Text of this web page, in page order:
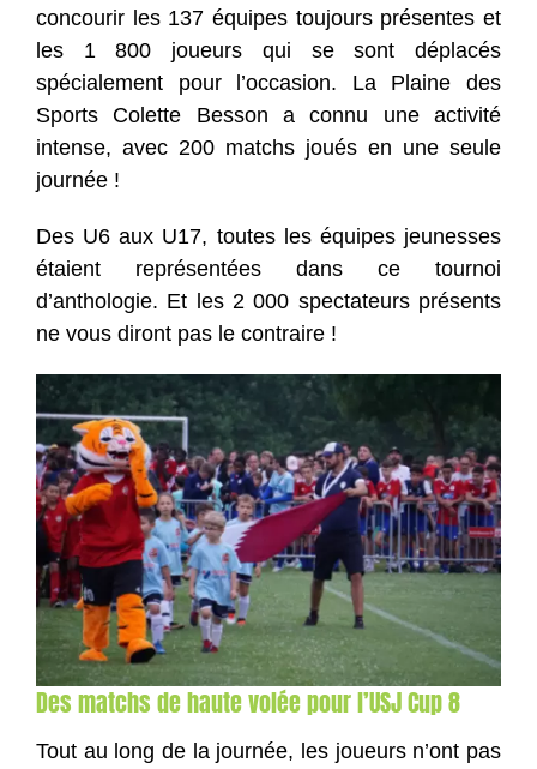
concourir les 137 équipes toujours présentes et
les 1 800 joueurs qui se sont déplacés
spécialement pour l’occasion. La Plaine des
Sports Colette Besson a connu une activité
intense, avec 200 matchs joués en une seule
journée !
Des U6 aux U17, toutes les équipes jeunesses
étaient représentées dans ce tournoi
d’anthologie. Et les 2 000 spectateurs présents
ne vous diront pas le contraire !
Des matchs de haute volée pour l’USJ Cup 8
Tout au long de la journée, les joueurs n’ont pas